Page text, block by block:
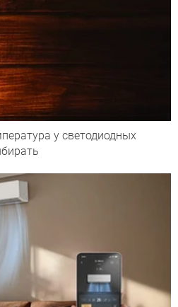
у светодиодных